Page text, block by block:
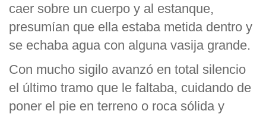
caer sobre un cuerpo y al estanque,
presumían que ella estaba metida dentro y
se echaba agua con alguna vasija grande.
Con mucho sigilo avanzó en total silencio
el último tramo que le faltaba, cuidando de
poner el pie en terreno o roca sólida y